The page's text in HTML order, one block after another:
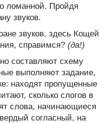
ломанной. Пройдя
звуков.
звуков, здесь Кощей
справимся? (да!)
составляют схему
выполняют задание,
находят пропущенные
сколько слогов в
слова, начинающиеся
согласный, на